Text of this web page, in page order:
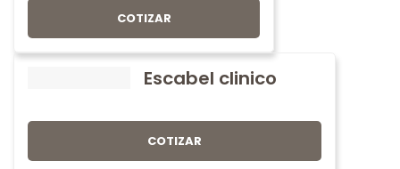
COTIZAR
Escabel clinico
COTIZAR